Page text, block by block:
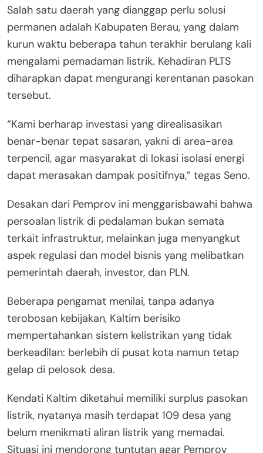
Salah satu daerah yang dianggap perlu solusi
permanen adalah Kabupaten Berau, yang dalam
kurun waktu beberapa tahun terakhir berulang kali
mengalami pemadaman listrik. Kehadiran PLTS
diharapkan dapat mengurangi kerentanan pasokan
tersebut.
“Kami berharap investasi yang direalisasikan
benar-benar tepat sasaran, yakni di area-area
terpencil, agar masyarakat di lokasi isolasi energi
dapat merasakan dampak positifnya,” tegas Seno.
Desakan dari Pemprov ini menggarisbawahi bahwa
persoalan listrik di pedalaman bukan semata
terkait infrastruktur, melainkan juga menyangkut
aspek regulasi dan model bisnis yang melibatkan
pemerintah daerah, investor, dan PLN.
Beberapa pengamat menilai, tanpa adanya
terobosan kebijakan, Kaltim berisiko
mempertahankan sistem kelistrikan yang tidak
berkeadilan: berlebih di pusat kota namun tetap
gelap di pelosok desa.
Kendati Kaltim diketahui memiliki surplus pasokan
listrik, nyatanya masih terdapat 109 desa yang
belum menikmati aliran listrik yang memadai.
Situasi ini mendorong tuntutan agar Pemprov